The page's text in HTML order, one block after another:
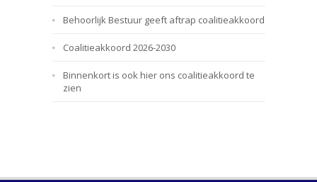
Behoorlijk Bestuur geeft aftrap coalitieakkoord
Coalitieakkoord 2026-2030
Binnenkort is ook hier ons coalitieakkoord te
zien